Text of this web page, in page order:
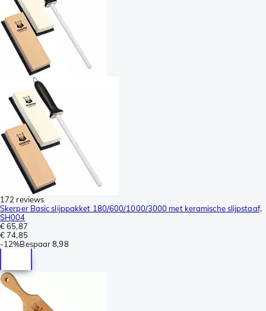
172 reviews
Skerper Basic slijppakket 180/600/1000/3000 met keramische slijpstaaf,
SH004
€ 65,87
€ 74,85
-12%Bespaar 8,98